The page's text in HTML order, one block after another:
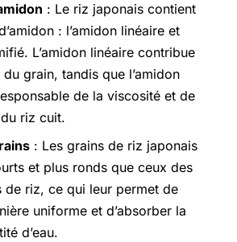
: Le riz japonais contient
: l’amidon linéaire et
L’amidon linéaire contribue
grain, tandis que l’amidon
de la viscosité et de
du riz cuit.
: Les grains de riz japonais
et plus ronds que ceux des
de riz, ce qui leur permet de
uniforme et d’absorber la
d’eau.